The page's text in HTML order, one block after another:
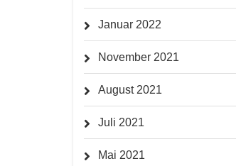
Januar 2022
November 2021
August 2021
Juli 2021
Mai 2021